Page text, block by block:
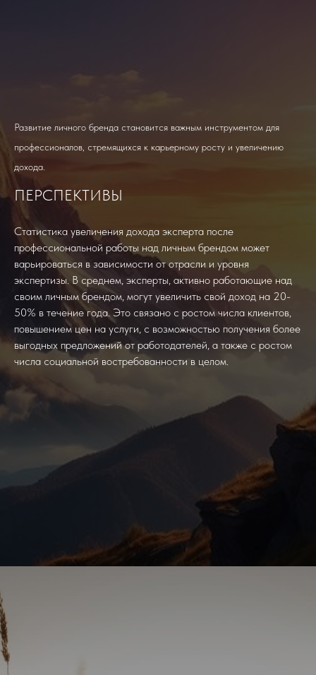
Развитие личного бренда становится важным инструментом для
профессионалов, стремящихся к карьерному росту и увеличению
дохода.
ПЕРСПЕКТИВЫ
Статистика увеличения дохода эксперта после
профессиональной работы над личным брендом может
варьироваться в зависимости от отрасли и уровня
экспертизы. В среднем, эксперты, активно работающие над
своим личным брендом, могут увеличить свой доход на 20-
50% в течение года. Это связано с ростом числа клиентов,
повышением цен на услуги, с возможностью получения более
выгодных предложений от работодателей, а также с ростом
числа социальной востребованности в целом.